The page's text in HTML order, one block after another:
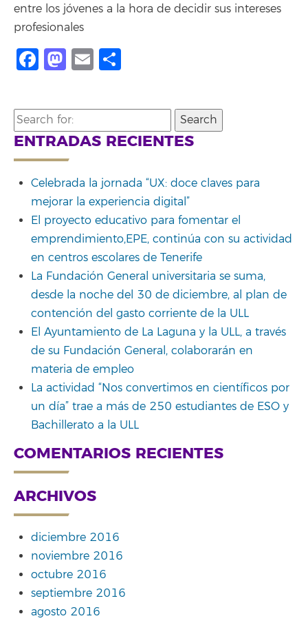
entre los jóvenes a la hora de decidir sus intereses
profesionales
Facebook
Mastodon
Email
Search
for:
ENTRADAS RECIENTES
Celebrada la jornada “UX: doce claves para
mejorar la experiencia digital”
El proyecto educativo para fomentar el
emprendimiento,EPE, continúa con su actividad
en centros escolares de Tenerife
La Fundación General universitaria se suma,
desde la noche del 30 de diciembre, al plan de
contención del gasto corriente de la ULL
El Ayuntamiento de La Laguna y la ULL, a través
de su Fundación General, colaborarán en
materia de empleo
La actividad “Nos convertimos en científicos por
un día” trae a más de 250 estudiantes de ESO y
Bachillerato a la ULL
COMENTARIOS RECIENTES
ARCHIVOS
diciembre 2016
noviembre 2016
octubre 2016
septiembre 2016
agosto 2016